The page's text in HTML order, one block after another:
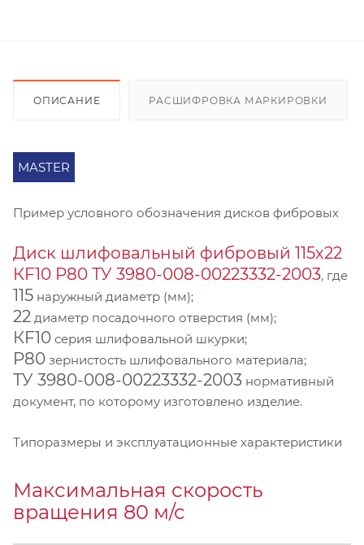
ОПИСАНИЕ РАСШИФРОВКА МАРКИРОВКИ
MASTER
Пример условного обозначения дисков фибровых
Диск шлифовальный фибровый 115х22
КF10 P80 ТУ 3980-008-00223332-2003, где
115 наружный диаметр (мм);
22 диаметр посадочного отверстия (мм);
КF10 серия шлифовальной шкурки;
P80 зернистость шлифовального материала;
ТУ 3980-008-00223332-2003 нормативный
документ, по которому изготовлено изделие.
Типоразмеры и эксплуатационные характеристики
Максимальная скорость
вращения 80 м/с